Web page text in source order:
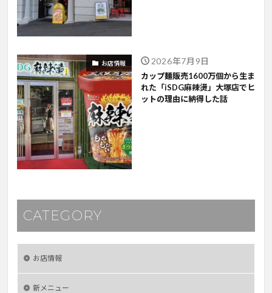
お店情報 2026年7月9日
カップ麺販売1600万個から生ま
れた「iSDG麻辣燙」大塚店でヒ
ットの理由に納得した話
CATEGORY
お店情報
新メニュー